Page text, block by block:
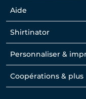
Aide
Shirtinator
Personnaliser &
Coopérations & plus